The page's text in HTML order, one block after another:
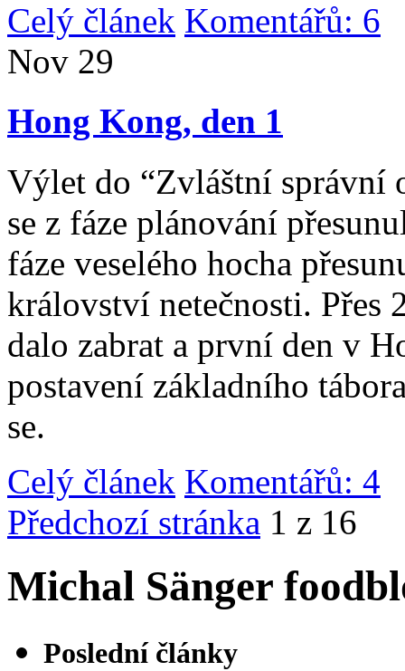
Celý článek Komentářů: 6
Nov 29
Hong Kong, den 1
Výlet do “Zvláštní správní
se z fáze plánování
fáze veselého hocha
království netečnosti. Přes
dalo zabrat a první den v
postavení základního
se.
Celý článek Komentářů: 4
Předchozí stránka 1 z 16
Michal Sänger
Poslední články